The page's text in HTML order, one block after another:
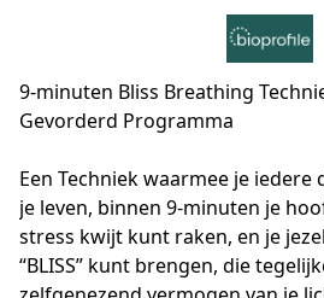
9-minuten Bliss Breathing
Gevorderd Programma
Een Techniek waarmee je iedere
je leven, binnen 9-minuten je
stress kwijt kunt raken, en je
“BLISS” kunt brengen, die